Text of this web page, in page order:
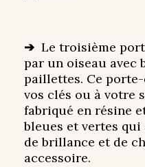
➔ Le troisième
par un oiseau avec
paillettes. Ce
vos clés ou à votre
fabriqué en résine
bleues et vertes
de brillance et de
accessoire.